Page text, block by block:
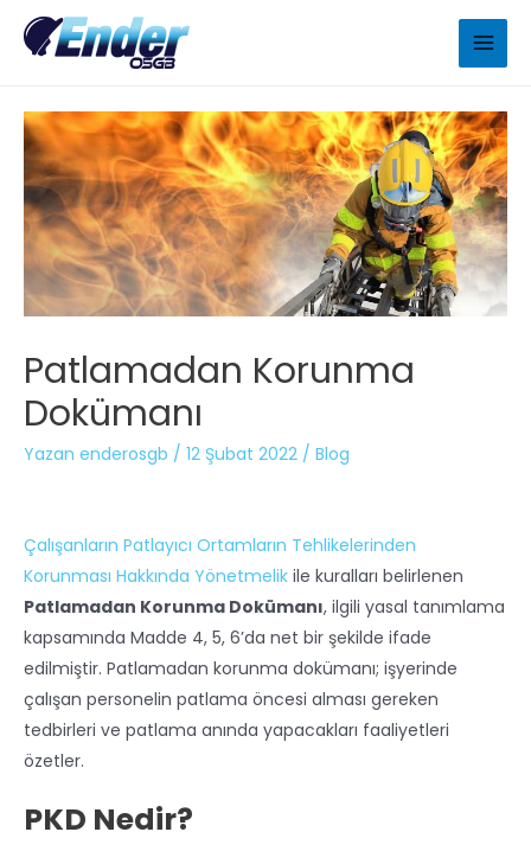
Patlamadan Korunma
Dokümanı
Yazan enderosgb / 12 Şubat 2022 / Blog
Çalışanların Patlayıcı Ortamların Tehlikelerinden
Korunması Hakkında Yönetmelik ile kuralları belirlenen
Patlamadan Korunma Dokümanı, ilgili yasal tanımlama
kapsamında Madde 4, 5, 6’da net bir şekilde ifade
edilmiştir. Patlamadan korunma dokümanı; işyerinde
çalışan personelin patlama öncesi alması gereken
tedbirleri ve patlama anında yapacakları faaliyetleri
özetler.
PKD Nedir?